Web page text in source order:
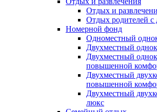
Отдых и
Отдых родителей с
Номерной фонд
Одноместный
Двухместный
Двухместный
повышенной
Двухместный
повышенной
Двухместный
люкс